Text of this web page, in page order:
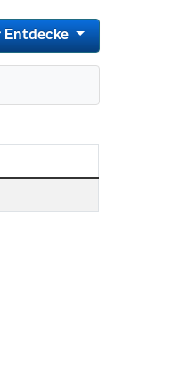
Entdecke